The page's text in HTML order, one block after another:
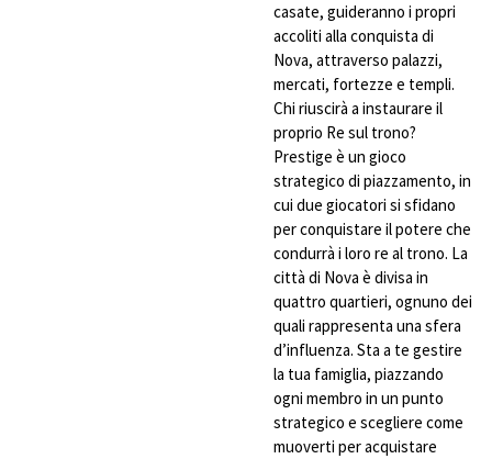
casate, guideranno i propri
accoliti alla conquista di
Nova, attraverso palazzi,
mercati, fortezze e templi.
Chi riuscirà a instaurare il
proprio Re sul trono?
Prestige è un gioco
strategico di piazzamento, in
cui due giocatori si sfidano
per conquistare il potere che
condurrà i loro re al trono. La
città di Nova è divisa in
quattro quartieri, ognuno dei
quali rappresenta una sfera
d’influenza. Sta a te gestire
la tua famiglia, piazzando
ogni membro in un punto
strategico e scegliere come
muoverti per acquistare